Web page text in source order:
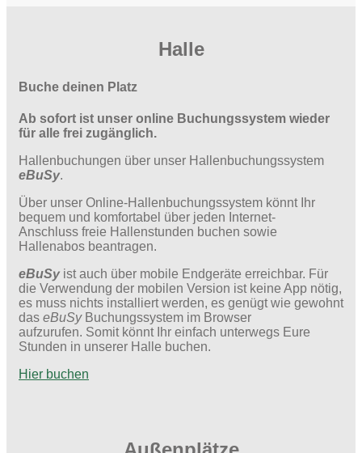
Halle
Buche deinen Platz
Ab sofort ist unser online Buchungssystem wieder
für alle frei zugänglich.
Hallenbuchungen über unser Hallenbuchungssystem
eBuSy.
Über unser Online-Hallenbuchungssystem könnt Ihr
bequem und komfortabel über jeden Internet-
Anschluss freie Hallenstunden buchen sowie
Hallenabos beantragen.
eBuSyist auch über mobile Endgeräte erreichbar. Für
die Verwendung der mobilen Version ist keine App nötig,
es muss nichts installiert werden, es genügt wie gewohnt
das eBuSyBuchungssystem im Browser
aufzurufen. Somit könnt Ihr einfach unterwegs Eure
Stunden in unserer Halle buchen.
Hier buchen